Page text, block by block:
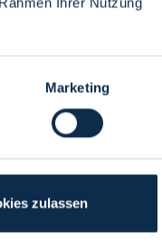
Marketing
zulassen